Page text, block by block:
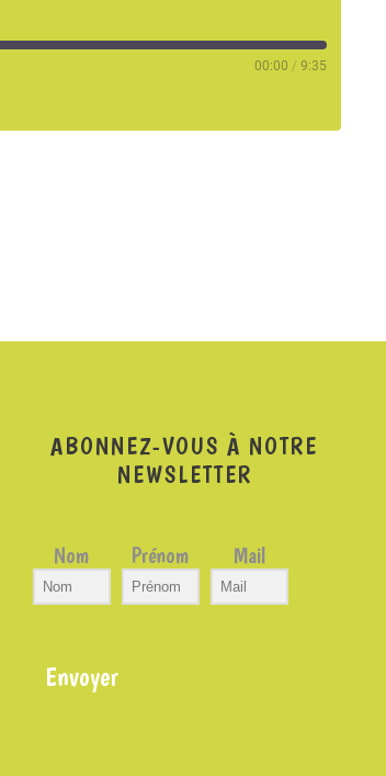
00:00 / 9:35
ABONNEZ-VOUS À NOTRE
NEWSLETTER
Nom Prénom Mail
Envoyer